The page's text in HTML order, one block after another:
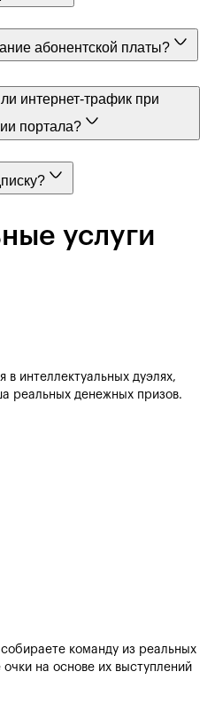
абонентской платы?
интернет-трафик при
портала?
услуги
в интеллектуальных дуэлях,
реальных денежных призов.
команду из реальных
на основе их выступлений